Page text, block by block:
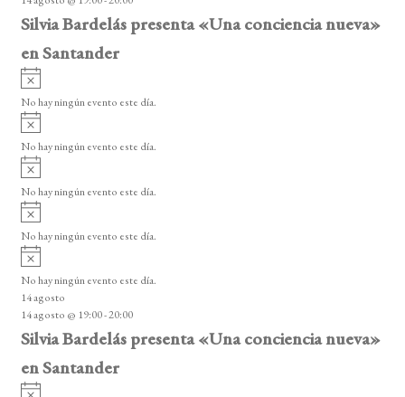
o
Silvia Bardelás presenta «Una conciencia nueva»
en Santander
A
v
i
o
No hay ningún evento este día.
A
v
i
o
No hay ningún evento este día.
A
v
i
o
No hay ningún evento este día.
A
v
i
o
No hay ningún evento este día.
A
v
i
s
o
No hay ningún evento este día.
14 agosto
14 agosto @ 19:00-20:00
Silvia Bardelás presenta «Una conciencia nueva»
en Santander
A